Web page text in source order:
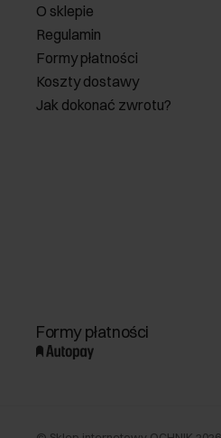
O sklepie
Regulamin
Formy płatności
Koszty dostawy
Jak dokonać zwrotu?
Formy płatności